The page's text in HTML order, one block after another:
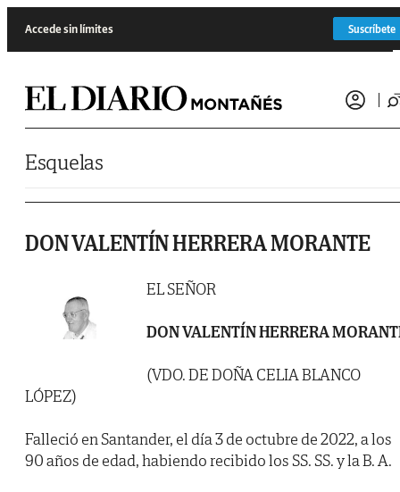
Accede sin límites Suscríbete
Esquelas
DON VALENTÍN HERRERA MORANTE
EL SEÑOR
DON VALENTÍN HERRERA
(VDO. DE DOÑA CELIA BLANCO
LÓPEZ)
Falleció en Santander, el día 3 de octubre de 2022, a los
90 años de edad, habiendo recibido los SS. SS. y la B. A.